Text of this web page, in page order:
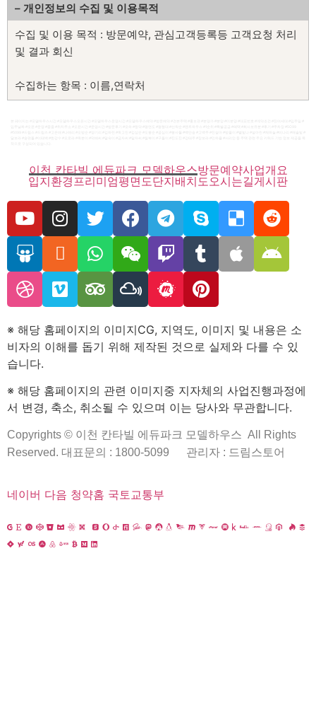
– 개인정보의 수집 및 이용목적
수집 및 이용 목적 : 방문예약, 관심고객등록등 고객요청 처리
및 결과 회신
수집하는 항목 : 이름,연락처
1. 개인정보의 수집/이용목적
– 수집한 개인정보는 본인확인 및 방문예약 / 관심고객등록 관
련문의를 처리하기 위해 활용합니다.
2. 수집하려는 개인정보의 항목
– 수집하는 개인정보의 항목: 이름,연락처
3. 개인정보의 보유 및 이용기간
– 수집한 개인정보는 수집 후 연락을 취하고 해당정보를 파기
합니다.
4. 개인정보 제공 및 공유
– 신청자가 제공한 모든 정보는 상기 목적에 필요한 용도 이외
로는 사용되지 않으며 이용목적이 변경될 시에는 사전 동의를
5. 개인정보의 수집,이용에 관한 동의 거부
본 페이지는 #모델하우스시간 #모델하우스오픈시간 #모델하우스운영시간 #모델하우스예약 #방문예약 #견본주택 #홍보관 #분양가 #분양 #미분양 #대표번호 #계약조건 #잔여세대 #입주일 #
#5099 #드림스 #드림즈 #고은애 #나애리 #오방순 #양기리 #김하린 #독고진 #김삼순 #도봉순 #공심이 #봉사월 #백만송 #고백주 #진설아 #방울이 #별빛나 #설아린 #채하늘 #비나리 #해솔빛 #
이천 칸타빌 에듀파크 모델하우스방문예약사업개요
입지환경 프리미엄평면도단지배치도 오시는길게시판
※ 해당 홈페이지의 이미지CG, 지역도, 이미지 및 내용은 소
비자의 이해를 돕기 위해 제작된 것으로 실제와 다를 수 있
습니다.
※ 해당 홈페이지의 관련 이미지중 지자체의 사업진행과정에
서 변경, 축소, 취소될 수 있으며 이는 당사와 무관합니다.
Copyrights © 이천 칸타빌 에듀파크 모델하우스 All Rights
Reserved. 대표문의 : 1800-5099 관리자 : 드림스토어
네이버 다음 청약홈 국토교통부